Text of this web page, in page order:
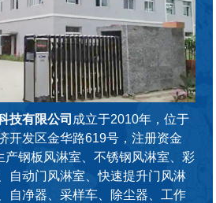
有限公司 成立于2010年，位于
开发区金华路619号，注册资金
产钢板风淋室、不锈钢风淋室、彩
自动门风淋室、快速提升门风淋
自净器、采样车、除尘器、工作